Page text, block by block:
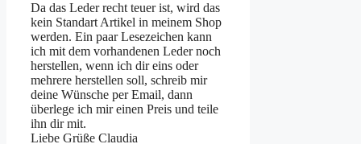
Da das Leder recht teuer ist, wird das
kein Standart Artikel in meinem Shop
werden. Ein paar Lesezeichen kann
ich mit dem vorhandenen Leder noch
herstellen, wenn ich dir eins oder
mehrere herstellen soll, schreib mir
deine Wünsche per Email, dann
überlege ich mir einen Preis und teile
ihn dir mit.
Liebe Grüße Claudia